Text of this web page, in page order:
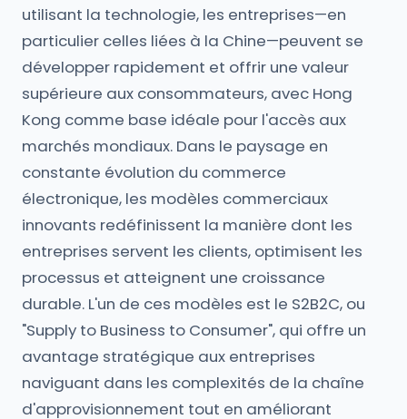
utilisant la technologie, les entreprises—en
particulier celles liées à la Chine—peuvent se
développer rapidement et offrir une valeur
supérieure aux consommateurs, avec Hong
Kong comme base idéale pour l'accès aux
marchés mondiaux. Dans le paysage en
constante évolution du commerce
électronique, les modèles commerciaux
innovants redéfinissent la manière dont les
entreprises servent les clients, optimisent les
processus et atteignent une croissance
durable. L'un de ces modèles est le S2B2C, ou
"Supply to Business to Consumer", qui offre un
avantage stratégique aux entreprises
naviguant dans les complexités de la chaîne
d'approvisionnement tout en améliorant